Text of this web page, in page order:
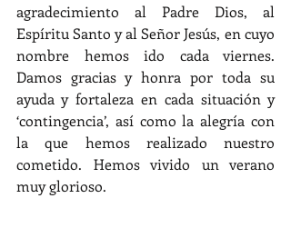
agradecimiento al Padre Dios, al
Espíritu Santo y al Señor Jesús, en cuyo
nombre hemos ido cada viernes.
Damos gracias y honra por toda su
ayuda y fortaleza en cada situación y
‘contingencia’, así como la alegría con
la que hemos realizado nuestro
cometido. Hemos vivido un verano
muy glorioso.